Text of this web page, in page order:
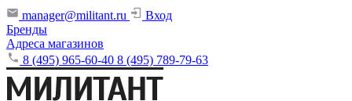
manager@militant.ru
Вход
Бренды
Адреса магазинов
8 (495) 965-60-40 8 (495) 789-79-63